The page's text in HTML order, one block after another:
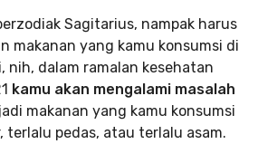
Sagitarius, nampak harus
makanan yang kamu konsumsi di
nih, dalam ramalan kesehatan
kamu akan mengalami masalah
makanan yang kamu konsumsi
terlalu pedas, atau terlalu asam.